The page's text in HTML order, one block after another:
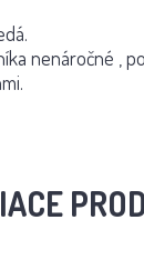
nenáročné ,